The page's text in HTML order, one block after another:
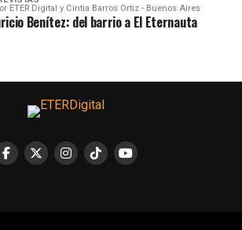
ETER Digital y Cintia Barros Ortiz - Buenos Aires
Benítez: del barrio a El Eternauta